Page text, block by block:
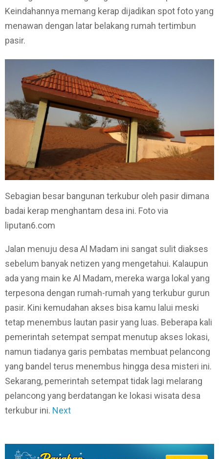
Keindahannya memang kerap dijadikan spot foto yang
menawan dengan latar belakang rumah tertimbun
pasir.
Sebagian besar bangunan terkubur oleh pasir dimana
badai kerap menghantam desa ini. Foto via
liputan6.com
Jalan menuju desa Al Madam ini sangat sulit diakses
sebelum banyak netizen yang mengetahui. Kalaupun
ada yang main ke Al Madam, mereka warga lokal yang
terpesona dengan rumah-rumah yang terkubur gurun
pasir. Kini kemudahan akses bisa kamu lalui meski
tetap menembus lautan pasir yang luas. Beberapa kali
pemerintah setempat sempat menutup akses lokasi,
namun tiadanya garis pembatas membuat pelancong
yang bandel terus menembus hingga desa misteri ini.
Sekarang, pemerintah setempat tidak lagi melarang
pelancong yang berdatangan ke lokasi wisata desa
terkubur ini. Next